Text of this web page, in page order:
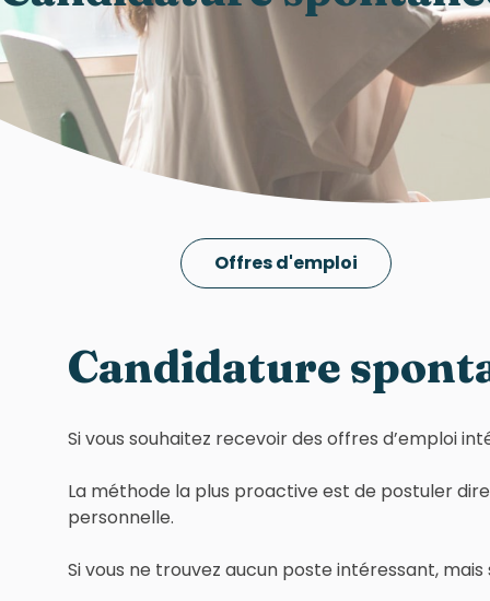
Offres d'emploi
Candidature
Si vous souhaitez recevoir des offres d’emploi
La méthode la plus proactive est de postuler
personnelle.
Si vous ne trouvez aucun poste intéressant,